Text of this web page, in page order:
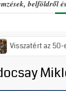
belföldről
az 50-es